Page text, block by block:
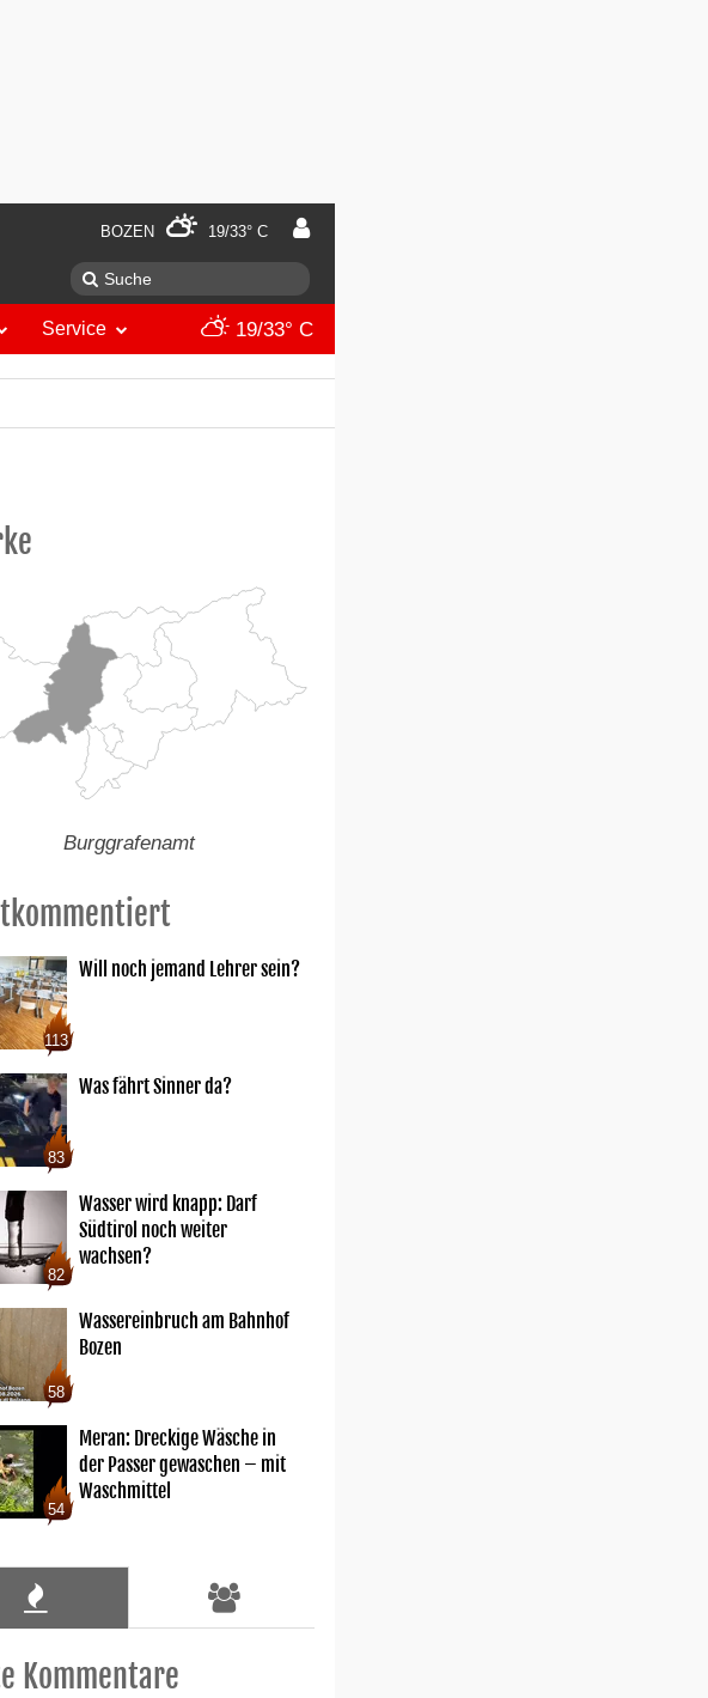
BOZEN 19/33° C
Service 19/33° C
Burggrafenamt
113
Will noch jemand Lehrer sein?
83
Was fährt Sinner da?
82
Wasser wird knapp: Darf
Südtirol noch weiter
wachsen?
58
Wassereinbruch am Bahnhof
Bozen
54
Meran: Dreckige Wäsche in
der Passer gewaschen – mit
Waschmittel
Kommentare